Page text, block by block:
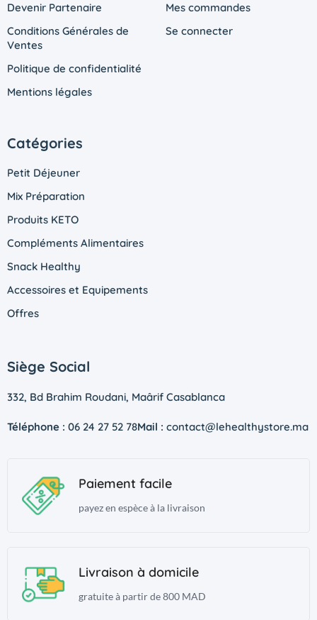
Devenir Partenaire
Conditions Générales de
Ventes
Politique de confidentialité
Mentions légales
Mes commandes
Se connecter
Catégories
Petit Déjeuner
Mix Préparation
Produits KETO
Compléments Alimentaires
Snack Healthy
Accessoires et Equipements
Offres
Siège Social
332, Bd Brahim Roudani, Maârif Casablanca
Téléphone : 06 24 27 52 78Mail : contact@lehealthystore.ma
Paiement facile
payez en espèce à la livraison
Livraison à domicile
gratuite à partir de 800 MAD